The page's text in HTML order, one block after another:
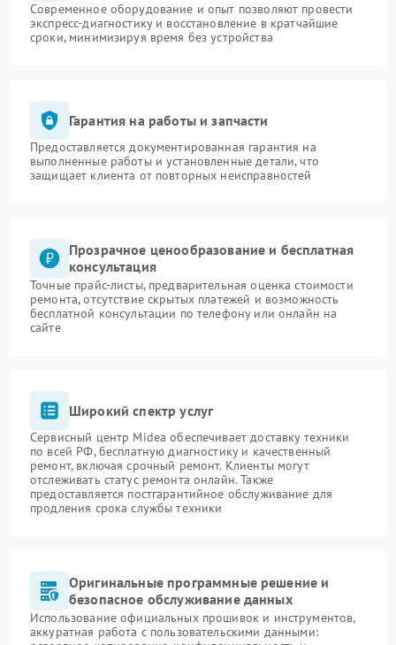
Современное оборудование и опыт позволяют провести
экспресс-диагностику и восстановление в кратчайшие
сроки, минимизируя время без устройства
Гарантия на работы и запчасти
Предоставляется документированная гарантия на
выполненные работы и установленные детали, что
защищает клиента от повторных неисправностей
Прозрачное ценообразование и бесплатная
консультация
Точные прайс-листы, предварительная оценка стоимости
ремонта, отсутствие скрытых платежей и возможность
бесплатной консультации по телефону или онлайн на
сайте
Широкий спектр услуг
Сервисный центр Midea обеспечивает доставку техники
по всей РФ, бесплатную диагностику и качественный
ремонт, включая срочный ремонт. Клиенты могут
отслеживать статус ремонта онлайн. Также
предоставляется постгарантийное обслуживание для
продления срока службы техники
Оригинальные программные решение и
безопасное обслуживание данных
Использование официальных прошивок и инструментов,
аккуратная работа с пользовательскими данными: